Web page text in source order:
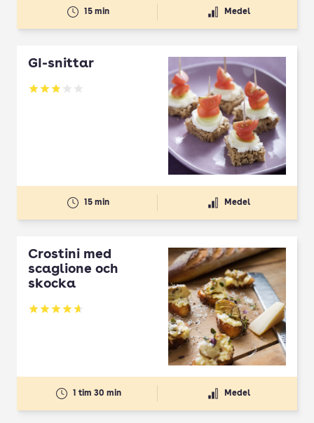
15 min Medel
GI-snittar
Betyg: 2.9 av 5
15 min Medel
Crostini med
scaglione och
skocka
Betyg: 4.67 av 5
1 tim 30 min Medel